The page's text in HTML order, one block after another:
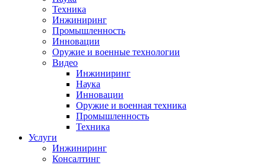
Техника
Инжиниринг
Промышленность
Инновации
Оружие и военные технологии
Видео
Инжиниринг
Наука
Инновации
Оружие и военная техника
Промышленность
Техника
Услуги
Инжиниринг
Консалтинг